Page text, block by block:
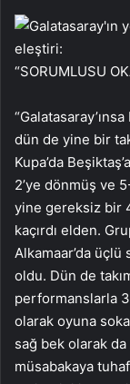
“SORUMLUSU
dün de yine bir
Kupa’da
2’ye dönmüş ve
yine gereksiz bir
kaçırdı elden.
Alkamaar’da
oldu. Dün de
performanslarla
olarak oyuna
sağ bek olarak
müsabakaya